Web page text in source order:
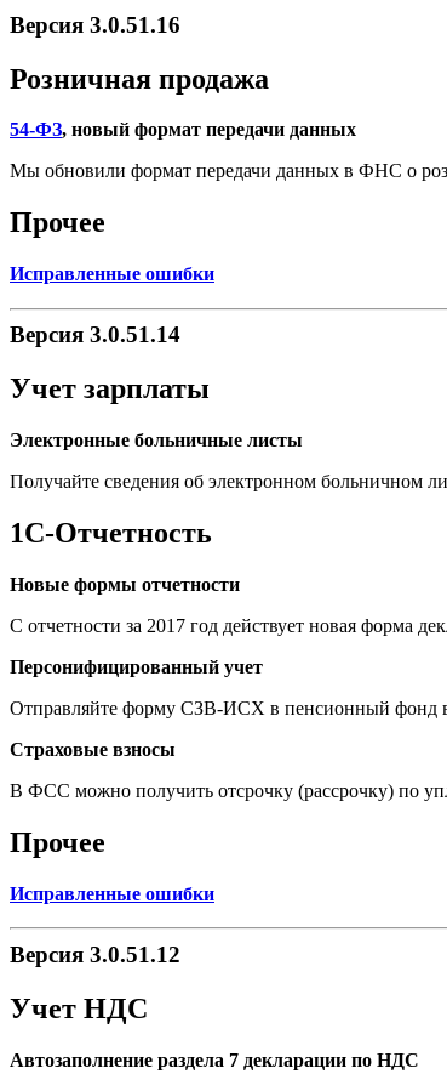
Версия 3.0.51.16
Розничная продажа
54-ФЗ, новый формат передачи данных
Мы обновили формат передачи данных в ФНС о
Прочее
Исправленные ошибки
Версия 3.0.51.14
Учет зарплаты
Электронные больничные листы
Получайте сведения об электронном больничном
1С-Отчетность
Новые формы отчетности
С отчетности за 2017 год действует новая форма
Персонифицированный учет
Отправляйте форму СЗВ-ИСХ в пенсионный фонд
Страховые взносы
В ФСС можно получить отсрочку (рассрочку) по
Прочее
Исправленные ошибки
Версия 3.0.51.12
Учет НДС
Автозаполнение раздела 7 декларации по НДС